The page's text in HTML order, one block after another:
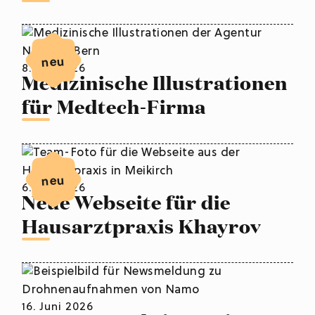
8. Juli 2026
Medizinische Illustrationen
für Medtech-Firma
neu
6. Juli 2026
Neue Webseite für die
Hausarztpraxis Khayrov
neu
16. Juni 2026